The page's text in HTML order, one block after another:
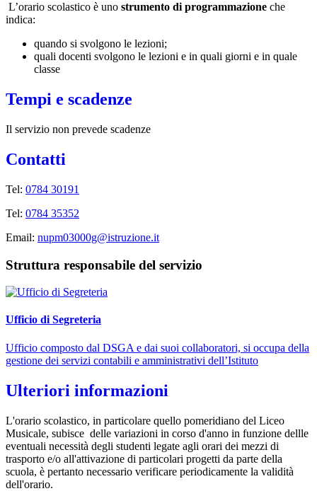
L’orario scolastico è uno strumento di programmazione che
indica:
quando si svolgono le lezioni;
quali docenti svolgono le lezioni e in quali giorni e in quale
classe
Tempi e scadenze
Il servizio non prevede scadenze
Contatti
Tel: 0784 30191
Tel: 0784 35352
Email: nupm03000g@istruzione.it
Struttura responsabile del servizio
Ufficio di Segreteria
Ufficio composto dal DSGA e dai suoi collaboratori, si occupa della
gestione dei servizi contabili e amministrativi dell’Istituto
Ulteriori informazioni
L'orario scolastico, in particolare quello pomeridiano del Liceo
Musicale, subisce delle variazioni in corso d'anno in funzione dellle
eventuali necessità degli studenti legate agli orari dei mezzi di
trasporto e/o all'attivazione di particolari progetti da parte della
scuola, è pertanto necessario verificare periodicamente la validità
dell'orario.